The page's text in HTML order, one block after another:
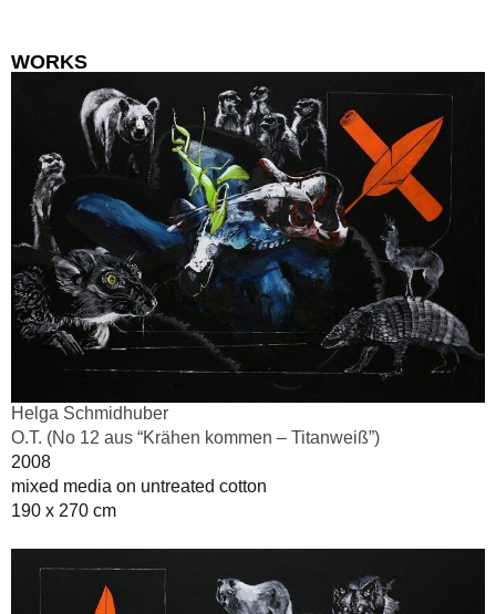
WORKS
Helga Schmidhuber
O.T. (No 12 aus “Krähen kommen – Titanweiß”)
2008
mixed media on untreated cotton
190 x 270 cm